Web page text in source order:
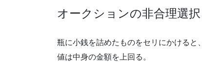
オークションの非合理選択
瓶に小銭を詰めたものをセリにかける
値は中身の金額を上回る。